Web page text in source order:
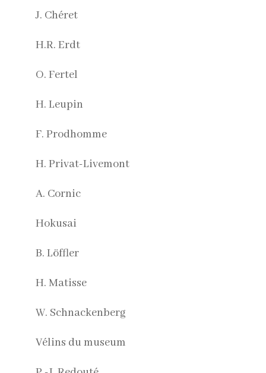
J. Chéret
H.R. Erdt
O. Fertel
H. Leupin
F. Prodhomme
H. Privat-Livemont
A. Cornic
Hokusai
B. Löffler
H. Matisse
W. Schnackenberg
Vélins du museum